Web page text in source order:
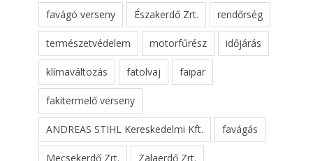
favágó verseny Északerdő Zrt. rendőrség
természetvédelem motorfűrész időjárás
klímaváltozás fatolvaj faipar
fakitermelő verseny
ANDREAS STIHL Kereskedelmi Kft. favágás
Mecsekerdő Zrt. Zalaerdő Zrt.